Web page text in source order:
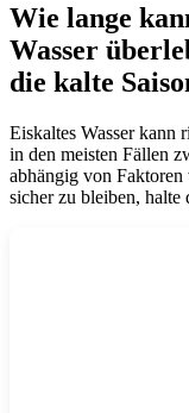
Wie lange
Wasser
die kalte
Eiskaltes Wasser kann
in den meisten Fällen
abhängig von
sicher zu bleiben,